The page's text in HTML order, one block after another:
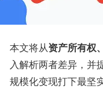
本文将从资产所有权
入解析两者差异，并
规模化变现打下最坚